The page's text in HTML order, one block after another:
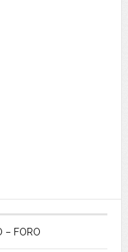
– FORO